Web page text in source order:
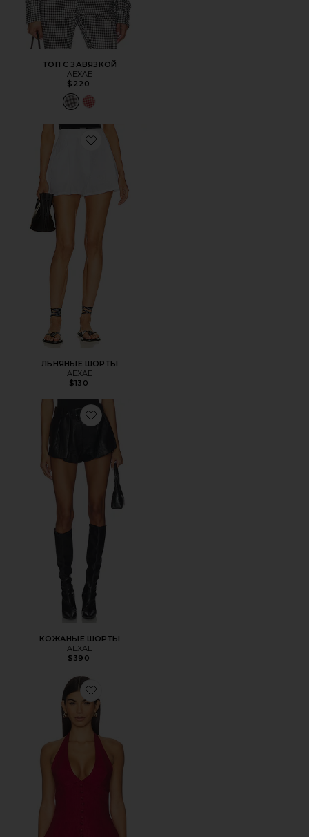
ТОП С ЗАВЯЗКОЙ
AEXAE
$220
Favorite ЛЬНЯНЫЕ ШОРТЫ
ЛЬНЯНЫЕ ШОРТЫ
AEXAE
$130
Favorite КОЖАНЫЕ ШОРТЫ
КОЖАНЫЕ ШОРТЫ
AEXAE
$390
Favorite ЛЬНЯНОЙ ТОП